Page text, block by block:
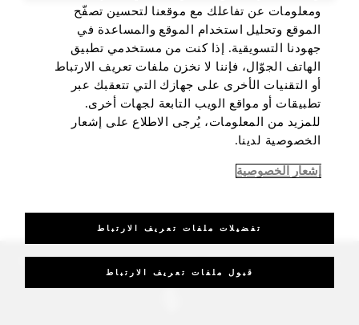
ومعلومات عن تفاعلك مع موقعنا لتحسين تصفّح
الموقع وتحليل استخدام الموقع والمساعدة في
جهودنا التسويقية. إذا كنت من مستخدمي تطبيق
الهاتف الجوّال، فإننا لا نخزن ملفات تعريف الارتباط
أو التقنيات الأخرى على جهازك التي تتعقبك عبر
تطبيقات أو مواقع الويب التابعة لجهات أخرى.
للمزيد من المعلومات، يُرجى الاطلاع على إشعار
الخصوصية لدينا.
إشعار الخصوصية
تفضيلات ملفات تعريف الارتباط
قبول ملفات تعريف الارتباط